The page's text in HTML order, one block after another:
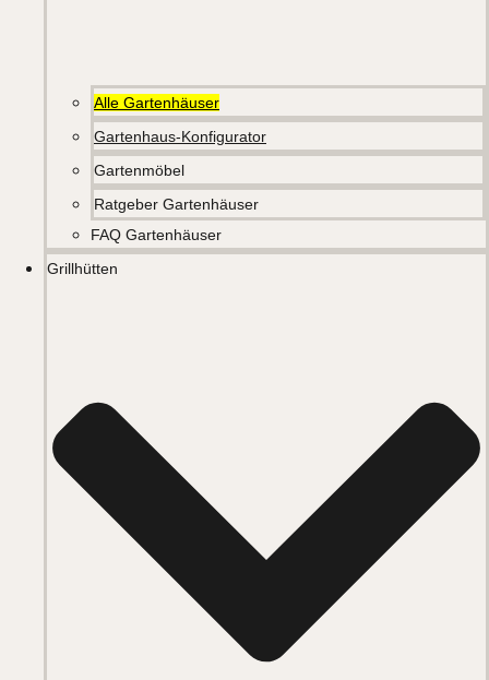
Alle Gartenhäuser
Gartenhaus-Konfigurator
Gartenmöbel
Ratgeber Gartenhäuser
FAQ Gartenhäuser
Grillhütten